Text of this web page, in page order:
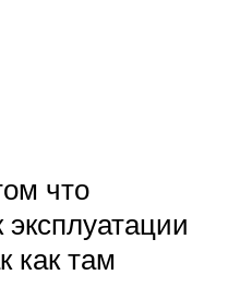
что
как там